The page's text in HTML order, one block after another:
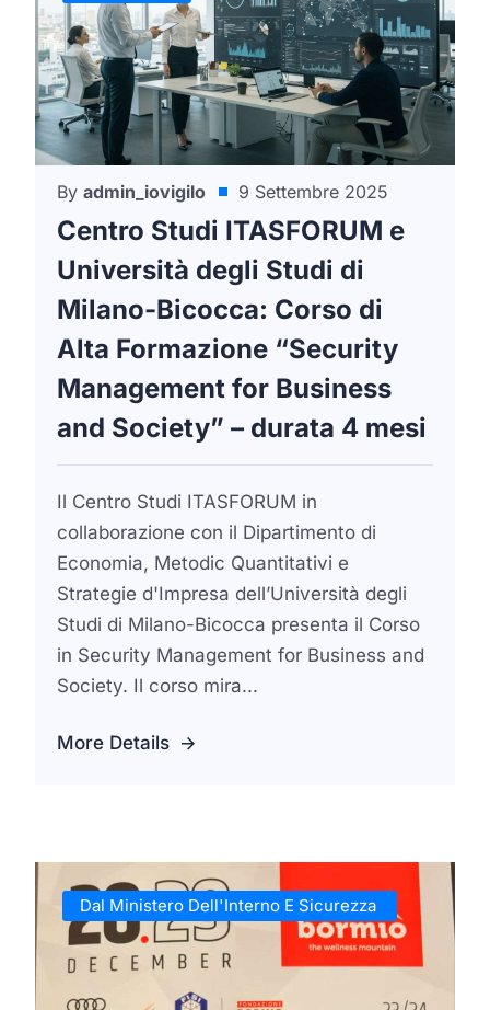
By admin_iovigilo 9 Settembre 2025
Centro Studi ITASFORUM e
Università degli Studi di
Milano-Bicocca: Corso di
Alta Formazione “Security
Management for Business
and Society” – durata 4 mesi
Il Centro Studi ITASFORUM in
collaborazione con il Dipartimento di
Economia, Metodic Quantitativi e
Strategie d'Impresa dell’Università degli
Studi di Milano-Bicocca presenta il Corso
in Security Management for Business and
Society. Il corso mira...
More Details
Dal Ministero Dell'Interno E Sicurezza